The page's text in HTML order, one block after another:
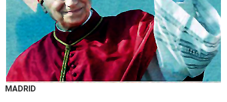
MADRID